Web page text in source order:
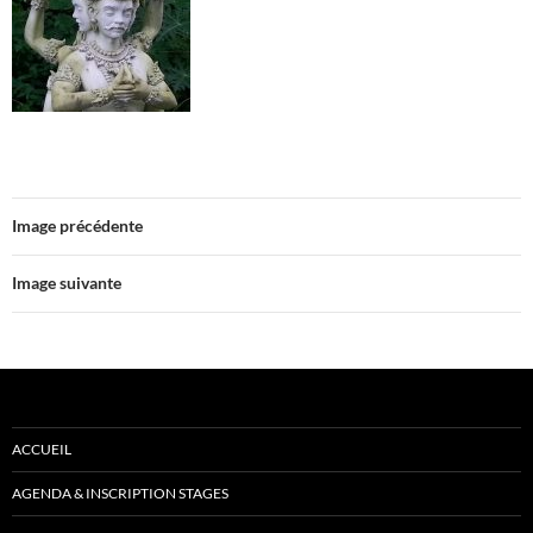
Image précédente
Image suivante
ACCUEIL
AGENDA & INSCRIPTION STAGES